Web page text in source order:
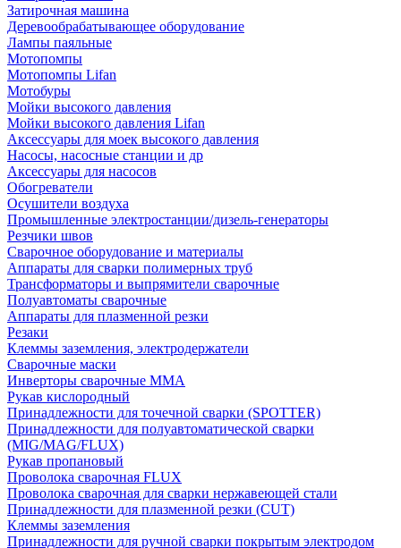
Затирочная машина
Деревообрабатывающее оборудование
Лампы паяльные
Мотопомпы
Мотопомпы Lifan
Мотобуры
Мойки высокого давления
Мойки высокого давления Lifan
Аксессуары для моек высокого давления
Насосы, насосные станции и др
Аксессуары для насосов
Обогреватели
Осушители воздуха
Промышленные электростанции/дизель-генераторы
Резчики швов
Сварочное оборудование и материалы
Аппараты для сварки полимерных труб
Трансформаторы и выпрямители сварочные
Полуавтоматы сварочные
Аппараты для плазменной резки
Резаки
Клеммы заземления, электродержатели
Сварочные маски
Инверторы сварочные ММА
Рукав кислородный
Принадлежности для точечной сварки (SPOTTER)
Принадлежности для полуавтоматической сварки
(MIG/MAG/FLUX)
Рукав пропановый
Проволока сварочная FLUX
Проволока сварочная для сварки нержавеющей стали
Принадлежности для плазменной резки (CUT)
Клеммы заземления
Принадлежности для ручной сварки покрытым электродом